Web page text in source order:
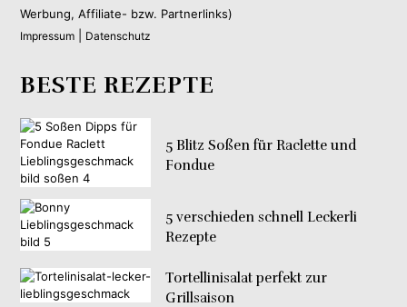
Werbung, Affiliate- bzw. Partnerlinks)
Impressum Datenschutz
BESTE REZEPTE
5 Blitz Soßen für Raclette und
Fondue
5 verschieden schnell Leckerli
Rezepte
Tortellinisalat perfekt zur
Grillsaison